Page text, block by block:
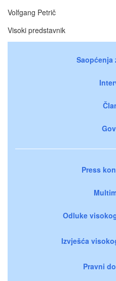
Volfgang Petrič
Visoki predstavnik
Saopćenja
Press
Odluke
Izvješća
Pravni